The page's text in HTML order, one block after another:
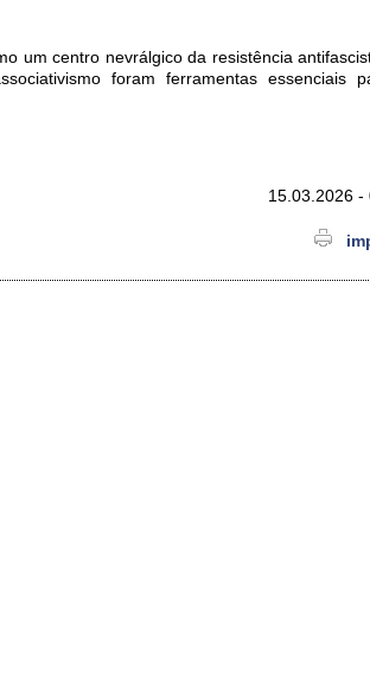
um centro nevrálgico da resistência
foram ferramentas essenciais
15.03.2026 -